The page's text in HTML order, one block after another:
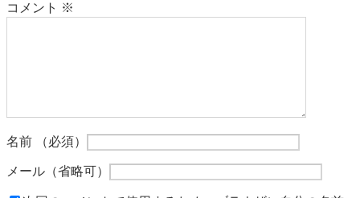
コメント ※
名前 （必須）
メール （省略可）